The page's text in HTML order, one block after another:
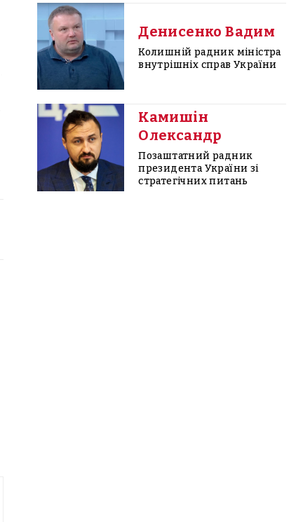
Денисенко Вадим
Колишній радник міністра
внутрішніх справ України
Камишін
Олександр
Позаштатний радник
президента України зі
стратегічних питань